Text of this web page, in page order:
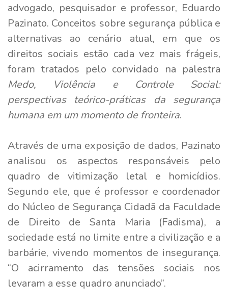
advogado, pesquisador e professor, Eduardo
Pazinato. Conceitos sobre segurança pública e
alternativas ao cenário atual, em que os
direitos sociais estão cada vez mais frágeis,
foram tratados pelo convidado na palestra
Medo, Violência e Controle Social:
perspectivas teórico-práticas da segurança
humana em um momento de fronteira.
Através de uma exposição de dados, Pazinato
analisou os aspectos responsáveis pelo
quadro de vitimização letal e homicídios.
Segundo ele, que é professor e coordenador
do Núcleo de Segurança Cidadã da Faculdade
de Direito de Santa Maria (Fadisma), a
sociedade está no limite entre a civilização e a
barbárie, vivendo momentos de insegurança.
“O acirramento das tensões sociais nos
levaram a esse quadro anunciado”.